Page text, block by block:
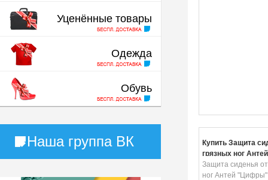
Уценённые товары
Одежда
Обувь
Наша группа ВК
Купить Защита
грязных ног
цвет: голубой,
46 см
Защита сиденья
ног Антей